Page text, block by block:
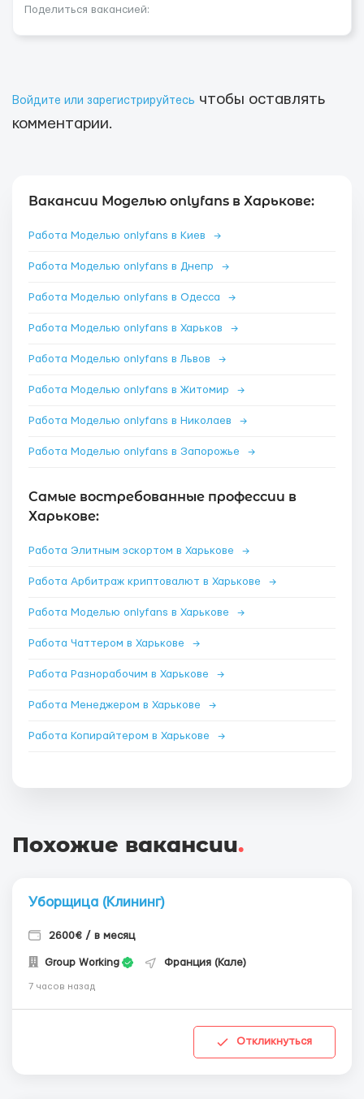
Поделиться вакансией:
Войдите или зарегистрируйтесь чтобы оставлять
комментарии.
Вакансии Моделью onlyfans в Харькове:
Работа Моделью onlyfans в Киев →
Работа Моделью onlyfans в Днепр →
Работа Моделью onlyfans в Одесса →
Работа Моделью onlyfans в Харьков →
Работа Моделью onlyfans в Львов →
Работа Моделью onlyfans в Житомир →
Работа Моделью onlyfans в Николаев →
Работа Моделью onlyfans в Запорожье →
Самые востребованные профессии в
Харькове:
Работа Элитным эскортом в Харькове →
Работа Арбитраж криптовалют в Харькове →
Работа Моделью onlyfans в Харькове →
Работа Чаттером в Харькове →
Работа Разнорабочим в Харькове →
Работа Менеджером в Харькове →
Работа Копирайтером в Харькове →
Похожие вакансии.
Уборщица (Клининг)
2600€ / в месяц
Group Working Франция (Кале)
7 часов назад
Откликнуться